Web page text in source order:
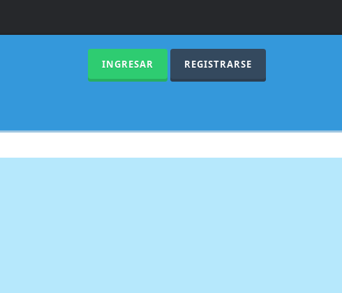
INGRESAR REGISTRARSE